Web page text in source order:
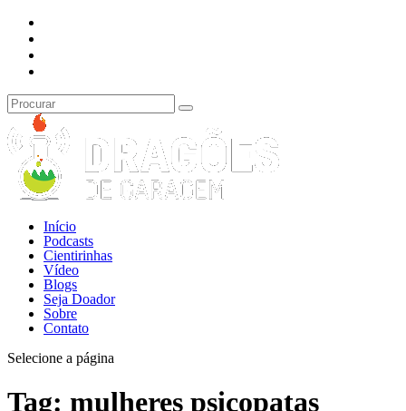
Início
Podcasts
Cientirinhas
Vídeo
Blogs
Seja Doador
Sobre
Contato
Selecione a página
Tag: mulheres psicopatas